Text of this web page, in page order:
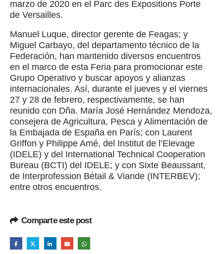
marzo de 2020 en el Parc des Expositions Porte
de Versailles.
Manuel Luque, director gerente de Feagas; y
Miguel Carbayo, del departamento técnico de la
Federación, han mantenido diversos encuentros
en el marco de esta Feria para promocionar este
Grupo Operativo y buscar apoyos y alianzas
internacionales. Así, durante el jueves y el viernes
27 y 28 de febrero, respectivamente, se han
reunido con Dña. María José Hernández Mendoza,
consejera de Agricultura, Pesca y Alimentación de
la Embajada de España en París; con Laurent
Griffon y Philippe Amé, del Institut de l’Elevage
(IDELE) y del International Technical Cooperation
Bureau (BCTI) del IDELE; y con Sixte Beaussant,
de Interprofession Bétail & Viande (INTERBEV);
entre otros encuentros.
Comparte este post